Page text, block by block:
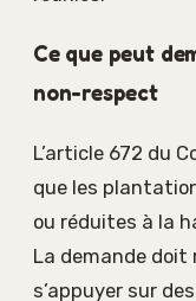
Ce que peut
non-respect
L’article 672 du
que les
ou réduites à la
La demande doit
s’appuyer sur